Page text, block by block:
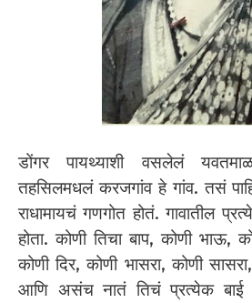
डोंगर पायथ्याशी वसलेलं यवतमाळ
तहसिलमधलं करजगांव हे गांव. तसं
राधामायचं गणगोत होतं. गावातील
होता. कोणी तिचा बाप, कोणी भाऊ,
कोणी दिर, कोणी भासरा, कोणी
आणि असंच नातं तिचं प्रत्येक बाई